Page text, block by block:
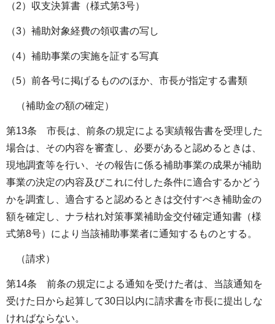
（2）収支決算書（様式第3号）
（3）補助対象経費の領収書の写し
（4）補助事業の実施を証する写真
（5）前各号に掲げるもののほか、市長が指定する書類
（補助金の額の確定）
第13条 市長は、前条の規定による実績報告書を受理した
場合は、その内容を審査し、必要があると認めるときは、
現地調査等を行い、その報告に係る補助事業の成果が補助
事業の決定の内容及びこれに付した条件に適合するかどう
かを調査し、適合すると認めるときは交付すべき補助金の
額を確定し、ナラ枯れ対策事業補助金交付確定通知書（様
式第8号）により当該補助事業者に通知するものとする。
（請求）
第14条 前条の規定による通知を受けた者は、当該通知を
受けた日から起算して30日以内に請求書を市長に提出しな
ければならない。